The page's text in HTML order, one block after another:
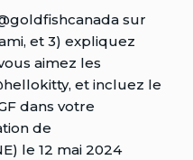
sur
et 3) expliquez
aimez les
et incluez le
dans votre
de
le 12 mai 2024